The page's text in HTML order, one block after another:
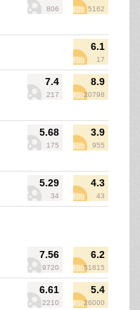
806 5162
6.1
17
7.4
217
8.9
20798
5.68
175
3.9
955
5.29
34
4.3
43
7.56
9720
6.2
51815
6.61
2210
5.4
26000